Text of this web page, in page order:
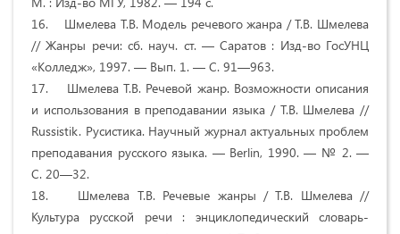
16. Шмелева Т.В. Модель речевого жанра / Т.В. Шмелева
// Жанры речи: сб. науч. ст. — Саратов : Изд-во ГосУНЦ
«Колледж», 1997. — Вып. 1. — С. 91—963.
17. Шмелева Т.В. Речевой жанр. Возможности описания
и использования в преподавании языка / Т.В. Шмелева //
Russistik. Русистика. Научный журнал актуальных проблем
преподавания русского языка. — Berlin, 1990. — № 2. —
С. 20—32.
18. Шмелева Т.В. Речевые жанры / Т.В. Шмелева //
Культура русской речи : энциклопедический словарь-